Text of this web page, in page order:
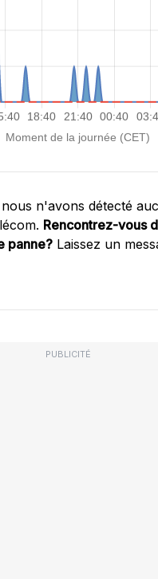
n'avons détecté
Rencontrez-vous
panne? Laissez un
PUBLICITÉ